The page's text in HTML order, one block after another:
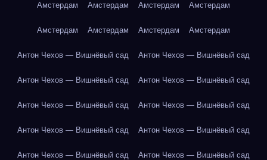
Амстердам Амстердам Амстердам Амстердам
Амстердам Амстердам Амстердам Амстердам
Антон Чехов — Вишнёвый сад Антон Чехов — Вишнёвый сад
Антон Чехов — Вишнёвый сад Антон Чехов — Вишнёвый сад
Антон Чехов — Вишнёвый сад Антон Чехов — Вишнёвый сад
Антон Чехов — Вишнёвый сад Антон Чехов — Вишнёвый сад
Антон Чехов — Вишнёвый сад Антон Чехов — Вишнёвый сад